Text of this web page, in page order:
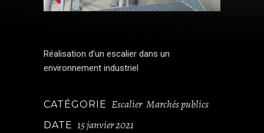
Réalisation d’un escalier dans un
environnement industriel
CATÉGORIE Escalier Marchés publics
DATE 15 janvier 2021